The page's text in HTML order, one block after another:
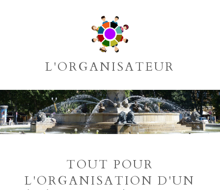
L'ORGANISATEUR
TOUT POUR
L'ORGANISATION D'UN